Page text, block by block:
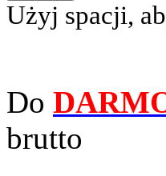
Użyj spacji,
Do
brutto